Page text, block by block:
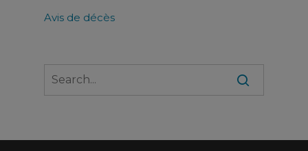
Avis de décès